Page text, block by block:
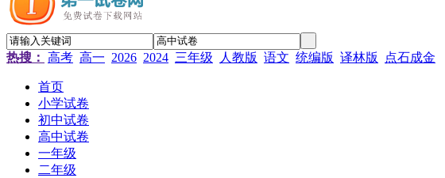
热搜： 高考 高一 2026 2024 三年级 人教版 语文 统编版 译林版 点石成金
首页
小学试卷
初中试卷
高中试卷
一年级
二年级